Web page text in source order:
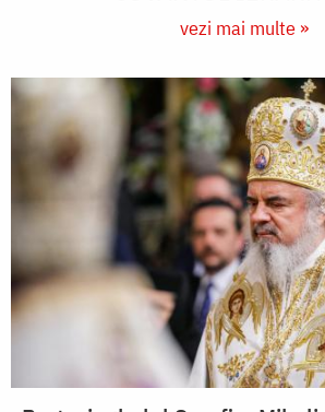
vezi mai multe »